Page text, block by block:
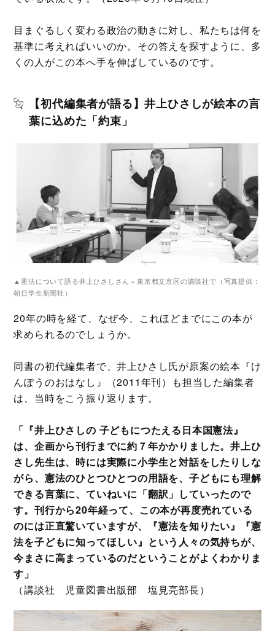
目まぐるしく変わる政治の動きに対し、私たちは何を
基準に考えればいいのか。その答えを探すように、多
くの人がこの本へ手を伸ばしているのです。
【初代編集者が語る】井上ひさしが絵本の言
葉に込めた「約束」
▲憲法について語る井上ひさしさん＝東京都文京区の講談社で（写真提供：
朝日学生新聞社）
20年の時を経て、なぜ今、これほどまでにこの本が
求められるのでしょうか。
同書の初代編集者で、井上ひさし氏が原案の絵本『け
んぽうのおはなし』（2011年刊）も担当した編集者
は、当時をこう振り返ります。
「『井上ひさしの 子どもにつたえる日本国憲法』
は、企画から刊行までに約７年かかりました。井上ひ
さし先生は、時には実際に小学生と対話をしたりしな
がら、憲法のひとつひとつの用語を、子どもにも理解
できる言葉に、ていねいに「翻訳」していったので
す。刊行から20年経って、この本が再度売れている
のには正直驚いていますが、『憲法を知りたい』『憲
法を子どもに知ってほしい』という人々の気持ちが、
今まさに高まっているのだということがよくわかりま
す」
（講談社 児童図書出版部 塩見亮部長）